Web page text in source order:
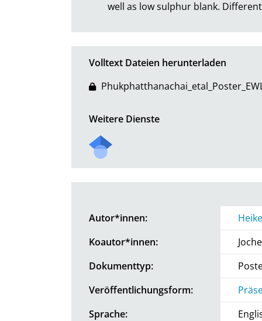
well as low sulphur blank.
Volltext Dateien herunterladen
Weitere Dienste
Autor*innen:
Koautor*innen:
Dokumenttyp:
Veröffentlichungsform:
Sprache: